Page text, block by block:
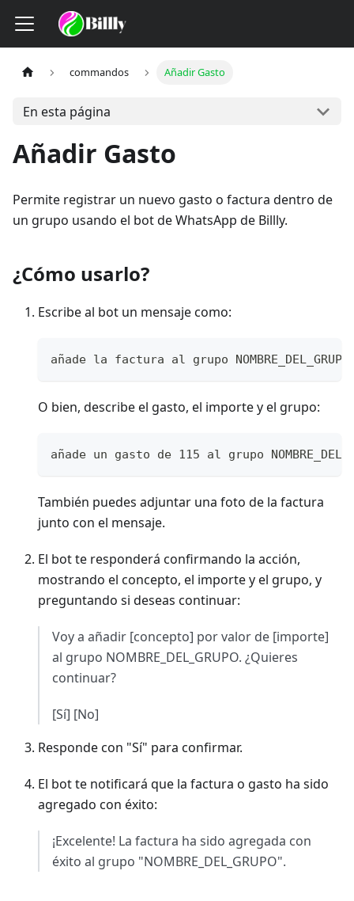
commandos Añadir Gasto
En esta página
Añadir Gasto
Permite registrar un nuevo gasto o factura dentro de
un grupo usando el bot de WhatsApp de Billly.
¿Cómo usarlo?
Escribe al bot un mensaje como:
añade la factura al grupo NOMBRE_DEL_GRUPO
O bien, describe el gasto, el importe y el grupo:
añade un gasto de 115 al grupo
También puedes adjuntar una foto de la factura
junto con el mensaje.
El bot te responderá confirmando la acción,
mostrando el concepto, el importe y el grupo, y
preguntando si deseas continuar:
Voy a añadir [concepto] por valor de [importe]
al grupo NOMBRE_DEL_GRUPO. ¿Quieres
continuar?
[Sí] [No]
Responde con "Sí" para confirmar.
El bot te notificará que la factura o gasto ha sido
agregado con éxito:
¡Excelente! La factura ha sido agregada con
éxito al grupo "NOMBRE_DEL_GRUPO".